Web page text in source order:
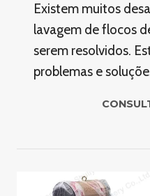
Existem muitos
lavagem de flocos
serem resolvidos.
problemas e